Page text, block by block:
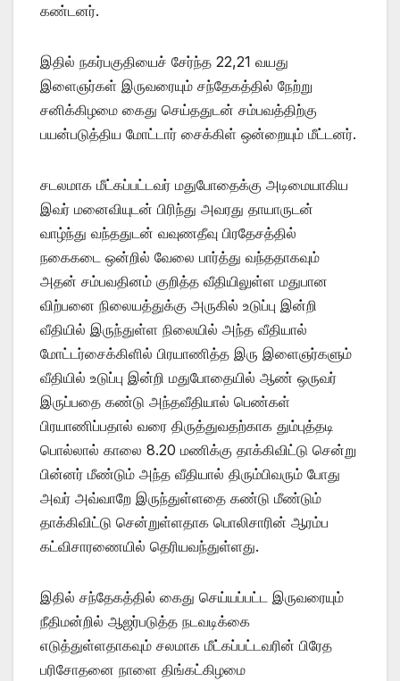
கண்டனர்.
இதில் நகர்பகுதியைச் சேர்ந்த 22,21 வயது
இளைஞர்கள் இருவரையும் சந்தேகத்தில் நேற்று
சனிக்கிழமை கைது செய்ததுடன் சம்பவத்திற்கு
பயன்படுத்திய மோட்டார் சைக்கிள் ஒன்றையும் மீட்டனர்.
சடலமாக மீட்கப்பட்டவர் மதுபோதைக்கு அடிமையாகிய
இவர் மனைவியுடன் பிரிந்து அவரது தாயாருடன்
வாழ்ந்து வந்ததுடன் வவுணதீவு பிரதேசத்தில்
நகைகடை ஒன்றில் வேலை பார்த்து வந்ததாகவும்
அதன் சம்பவதினம் குறித்த வீதியிலுள்ள மதுபான
விற்பனை நிலையத்துக்கு அருகில் உடுப்பு இன்றி
வீதியில் இருந்துள்ள நிலையில் அந்த வீதியால்
மோட்டர்சைக்கிளில் பிரயாணித்த இரு இளைஞர்களும்
வீதியில் உடுப்பு இன்றி மதுபோதையில் ஆண் ஒருவர்
இருப்பதை கண்டு அந்தவீதியால் பெண்கள்
பிரயாணிப்பதால் வரை திருத்துவதற்காக தும்புத்தடி
பொல்லால் காலை 8.20 மணிக்கு தாக்கிவிட்டு சென்று
பின்னர் மீண்டும் அந்த வீதியால் திரும்பிவரும் போது
அவர் அவ்வாறே இருந்துள்ளதை கண்டு மீண்டும்
தாக்கிவிட்டு சென்றுள்ளதாக பொலிசாரின் ஆரம்ப
கட்விசாரணையில் தெரியவந்துள்ளது.
இதில் சந்தேகத்தில் கைது செய்யப்பட்ட இருவரையும்
நீதிமன்றில் ஆஜர்படுத்த நடவடிக்கை
எடுத்துள்ளதாகவும் சலமாக மீட்கப்பட்டவரின் பிரேத
பரிசோதனை நாளை திங்கட்கிழமை